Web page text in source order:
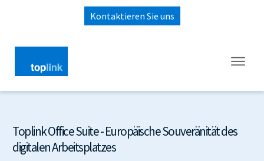
Kontaktieren Sie uns
Toplink Office Suite - Europäische Souveränität des
digitalen Arbeitsplatzes